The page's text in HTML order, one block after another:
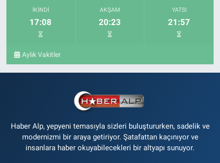
İKINDI
17:08
AKŞAM
20:23
YATSI
21:57
Aylık Vakitler
Haber Alp, yepyeni temasıyla sizleri buluştururken, sadelik ve
modernizmi bir araya getiriyor. Şatafattan kaçınıyor ve
insanlara haber okuyabilecekleri bir altyapı sunuyor.